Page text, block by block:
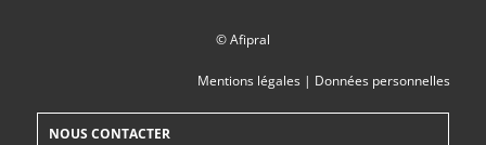
© Afipral
Mentions légales| Données personnelles
NOUS CONTACTER